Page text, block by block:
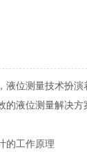
测量技术扮演
的液位测量解决方
工作原理